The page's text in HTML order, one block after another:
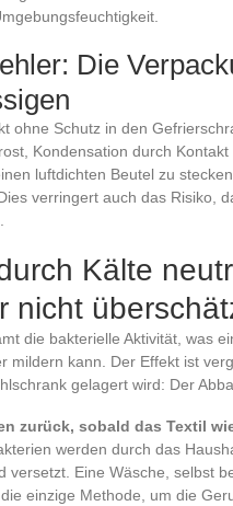
Die
ohne Schutz in den
Kondensation durch
luftdichten Beutel zu
verringert auch das Risiko,
Kälte
nicht
die bakterielle Aktivität, was
mildern kann. Der Effekt ist
gelagert wird: Der
zurück, sobald das Textil
werden durch das
versetzt. Eine Wäsche, selbst
einzige Methode, um die